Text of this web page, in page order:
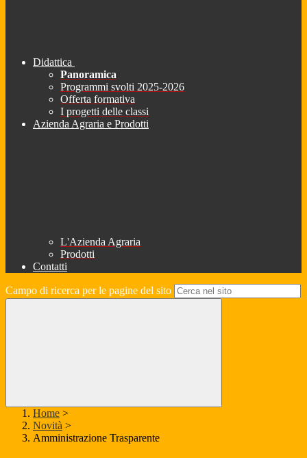
Didattica
Panoramica
Programmi svolti 2025-2026
Offerta formativa
I progetti delle classi
Azienda Agraria e Prodotti
L'Azienda Agraria
Prodotti
Contatti
Campo di ricerca per le pagine del sito
Home >
Novità >
Amministrazione Trasparente